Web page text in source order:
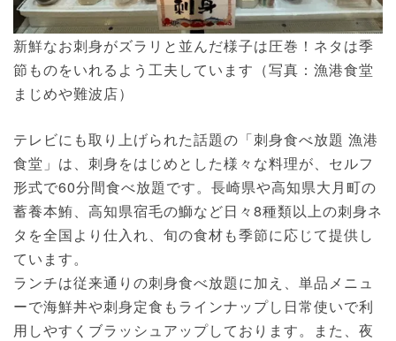
新鮮なお刺身がズラリと並んだ様子は圧巻！ネタは季
節ものをいれるよう工夫しています（写真：漁港食堂
まじめや難波店）
テレビにも取り上げられた話題の「刺身食べ放題 漁港
食堂」は、刺身をはじめとした様々な料理が、セルフ
形式で60分間食べ放題です。長崎県や高知県大月町の
蓄養本鮪、高知県宿毛の鰤など日々8種類以上の刺身ネ
タを全国より仕入れ、旬の食材も季節に応じて提供し
ています。
ランチは従来通りの刺身食べ放題に加え、単品メニュ
ーで海鮮丼や刺身定食もラインナップし日常使いで利
用しやすくブラッシュアップしております。また、夜